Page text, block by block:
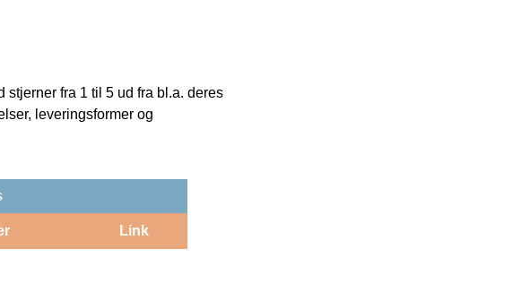
fra 1 til 5 ud fra bl.a. deres
leveringsformer og
Link